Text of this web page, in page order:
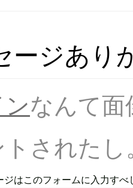
ージあり
なんて
トされたし
ジはこのフォームに入力すべ